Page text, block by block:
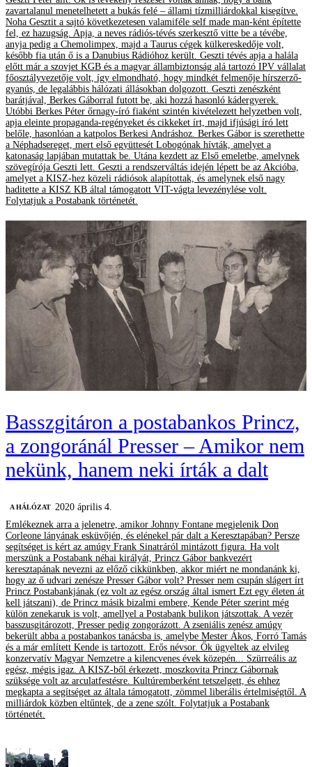
zavartalanul menetelhetett a bukás felé – állami tízmilliárdokkal kisegítve.
Noha Gesztit a sajtó következetesen valamiféle self made man-ként építette
fel, ez hazugság. Apja, a neves rádiós-tévés szerkesztő vitte be a tévébe,
anyja pedig a Chemolimpex, majd a Taurus cégek külkereskedője volt,
később fia után ő is a Danubius Rádióhoz került. Geszti tévés apja a halála
előtt már a szovjet KGB és a magyar állambiztonság alá tartozó IPV vállalat
főosztályvezetője volt, így elmondható, hogy mindkét felmenője hírszerző-
gyanús, de legalábbis hálózati állásokban dolgozott. Geszti zenészként
barátjával, Berkes Gáborral futott be, aki hozzá hasonló kádergyerek.
Utóbbi Berkes Péter őrnagy-író fiaként szintén kivételezett helyzetben volt,
apja eleinte propaganda-regényeket és cikkeket írt, majd ifjúsági író lett
belőle, hasonlóan a katpolos Berkesi Andráshoz. Berkes Gábor is szerethette
a Néphadsereget, mert első együttesét Lobogónak hívták, amelyet a
katonaság lapjában mutattak be. Utána kezdett az Első emeletbe, amelynek
szövegírója Geszti lett. Geszti a rendszerváltás idején lépett be az Akcióba,
amelyet a KISZ-hez közeli rádiósok alapítottak, és amelynek első nagy
haditette a KISZ KB által támogatott VIT-vágta levezénylése volt.
Folytatjuk a Postabank történetét.
Basszgitáron a postabankos Princz,
a zongoránál Presser – Amikor nem
nekünk, hanem neki írták a dalt
A HÁLÓZAT 2020 április 4.
Emlékeznek arra a jelenetre, amikor Johnny Fontane megjelenik Don
Corleone lányának esküvőjén, és elénekel pár dalt a Keresztapában? Persze
segítséget is kért az amúgy Frank Sinatráról mintázott figura. Ha volt
merszünk a Postabank néhai királyát, Princz Gábor bankvezért
keresztapának nevezni az előző cikkünkben, akkor miért ne mondanánk ki,
hogy az ő udvari zenésze Presser Gábor volt? Presser nem csupán slágert írt
Princz Postabankjának (ez volt az egész ország által ismert Ezt egy életen át
kell játszani), de Princz másik bizalmi embere, Kende Péter szerint még
külön zenekaruk is volt, amellyel a Postabank bulikon játszottak. A vezér
basszusgitározott, Presser pedig zongorázott. A zseniális zenész amúgy
bekerült abba a postabankos tanácsba is, amelybe Mester Ákos, Forró Tamás
és a már említett Kende is tartozott. Erős névsor. Ők ügyeltek az elvileg
konzervatív Magyar Nemzetre a kilencvenes évek közepén... Szürreális az
egész, mégis igaz. A KISZ-ből érkezett, moszkovita Princz Gábornak
szüksége volt az arculatfestésre. Kultúremberként tetszelgett, és ehhez
megkapta a segítséget az általa támogatott, zömmel liberális értelmiségtől. A
milliárdok közben eltűntek, de a zene szólt. Folytatjuk a Postabank
történetét.